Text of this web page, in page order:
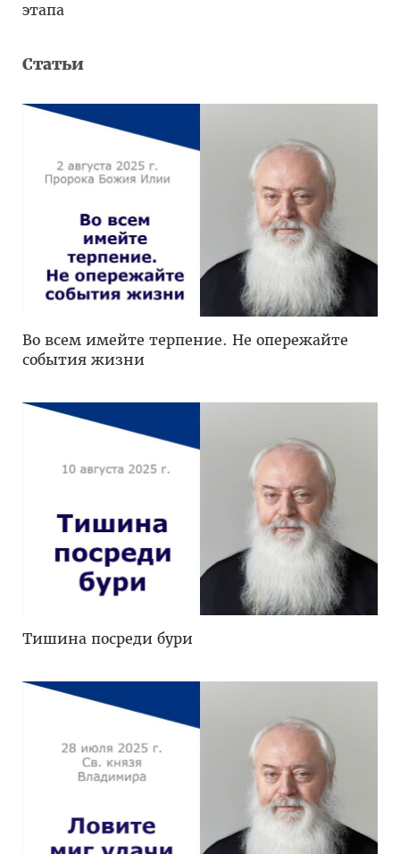
этапа
Статьи
Во всем имейте терпение. Не опережайте
события жизни
Тишина посреди бури